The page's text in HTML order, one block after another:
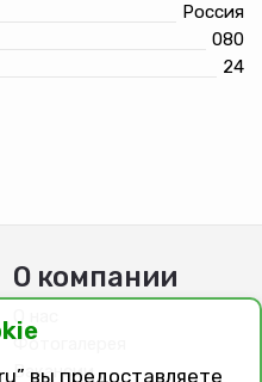
Россия
080
24
О компании
О нас
Фотогалерея
Вакансии
вы предоставляете